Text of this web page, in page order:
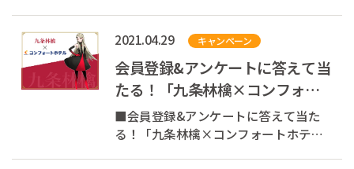
たる！九条林檎×コンフォー...
2021.04.29 キャンペーン
会員登録&アンケートに答えて当
たる！「九条林檎×コンフォー
トホテル」コラボキャンペーン
■会員登録&アンケートに答えて当た
る！「九条林檎×コンフォートホテ